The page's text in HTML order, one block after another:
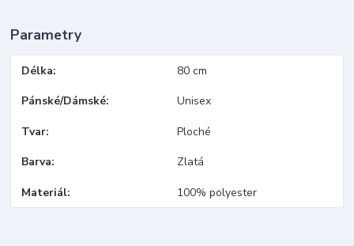
Parametry
Délka 80 cm
Pánské/Dámské Unisex
Tvar Ploché
Barva Zlatá
Materiál 100% polyester